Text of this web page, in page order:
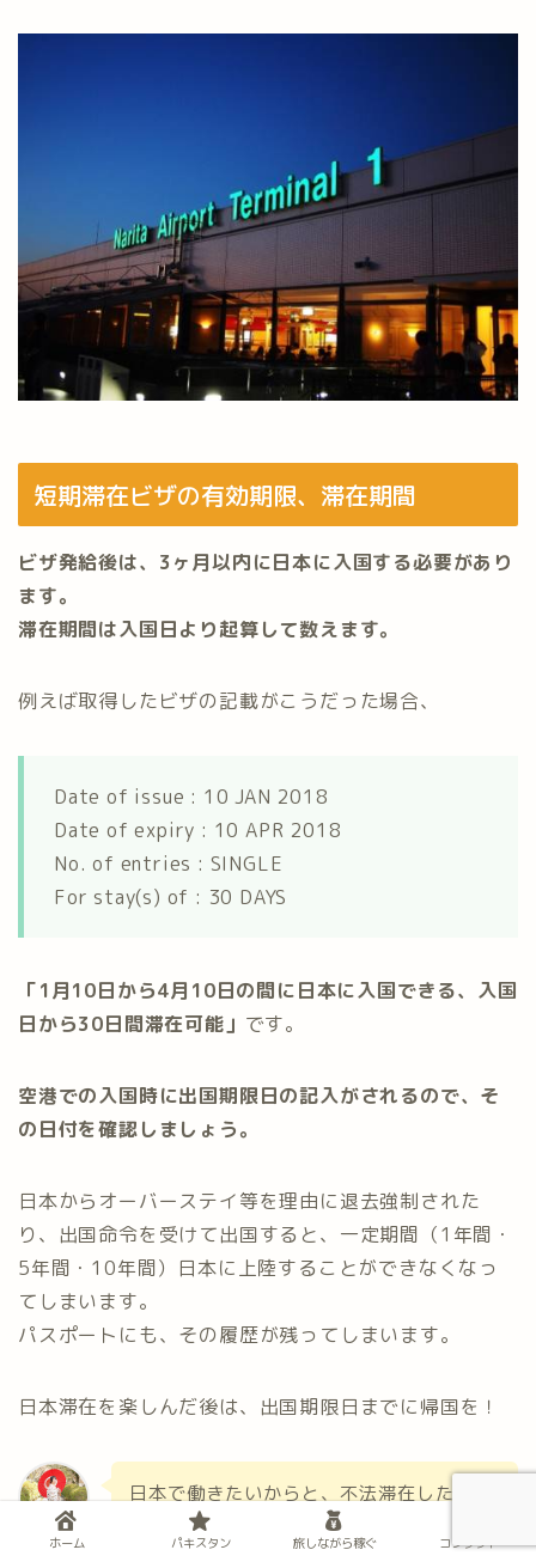
短期滞在ビザの有効期限、滞在期間
ビザ発給後は、3ヶ月以内に日本に入国する必要があり
ます。
滞在期間は入国日より起算して数えます。
例えば取得したビザの記載がこうだった場合、
Date of issue : 10 JAN 2018
Date of expiry : 10 APR 2018
No. of entries : SINGLE
For stay(s) of : 30 DAYS
「1月10日から4月10日の間に日本に入国できる、入国
日から30日間滞在可能」 です。
空港での入国時に出国期限日の記入がされるので、そ
の日付を確認しましょう。
日本からオーバーステイ等を理由に退去強制された
り、出国命令を受けて出国すると、一定期間（1年間・
5年間・10年間）日本に上陸することができなくなっ
てしまいます。
パスポートにも、その履歴が残ってしまいます。
日本滞在を楽しんだ後は、出国期限日までに帰国を！
スズケー
日本で働きたいからと、不法滞在したり、
虚偽の難民申請をする外国人が増えていま
ホーム パキスタン 旅しながら稼ぐ コンタクト